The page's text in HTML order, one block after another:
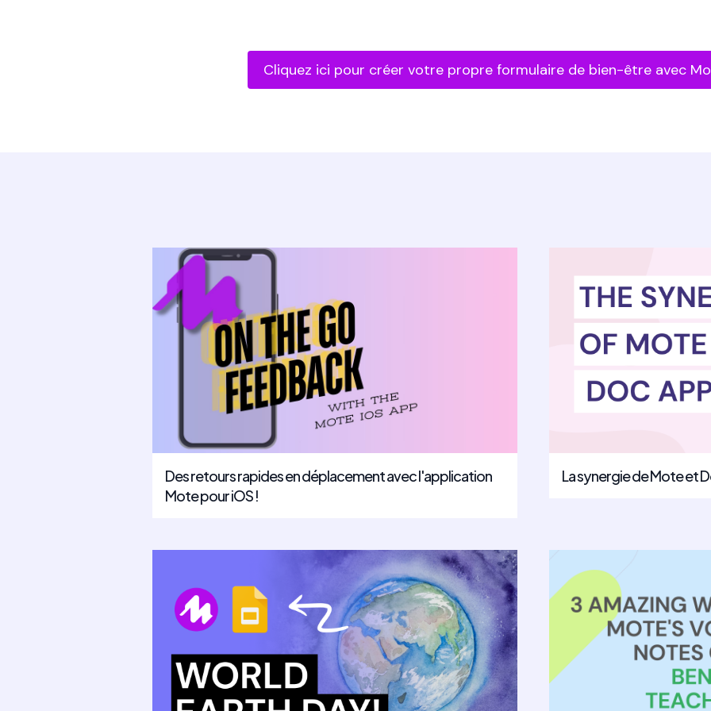
Cliquez ici pour créer votre propre formulaire de bien-être avec
Des retours rapides en déplacement avec l'application
Mote pour iOS !
La synergie de Mote et